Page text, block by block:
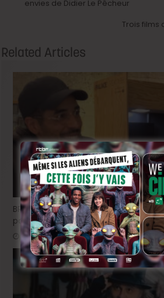
envies de Didier Le Pêcheur
Trois films
Related Articles
BRIFF Express: Tom Adjibi et Adéola
pas un film français ».
1 jour ago